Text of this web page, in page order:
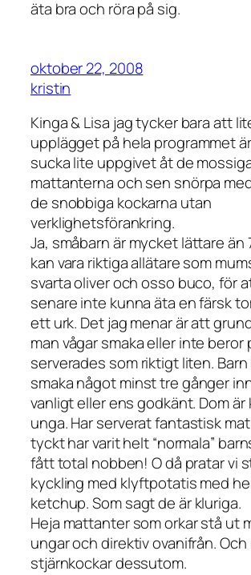
äta bra och röra på sig.
oktober 22, 2008
kristin
Kinga & Lisa jag tycker bara att
upplägget på hela programmet
sucka lite uppgivet åt de
mattanterna och sen snörpa
de snobbiga kockarna utan
verklighetsförankring.
Ja, småbarn är mycket lättare än
kan vara riktiga allätare som
svarta oliver och osso buco, för
senare inte kunna äta en färsk
ett urk. Det jag menar är att
man vågar smaka eller inte beror
serverades som riktigt liten.
smaka något minst tre gånger
vanligt eller ens godkänt. Dom är
unga. Har serverat fantastisk
tyckt har varit helt “normala”
fått total nobben! O då pratar vi
kyckling med klyftpotatis med
ketchup. Som sagt de är kluriga.
Heja mattanter som orkar stå ut
ungar och direktiv ovanifrån. Och
stjärnkockar dessutom.